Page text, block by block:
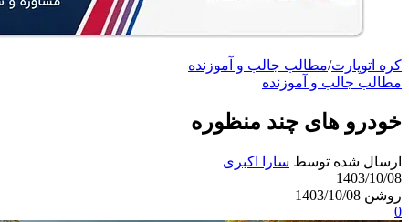
کره اتوپارت/مطالب جالب و آموزنده
مطالب جالب و آموزنده
خودرو های چند منظوره
ارسال شده توسط سارا اکبری
1403/10/08
روشن 1403/10/08
0